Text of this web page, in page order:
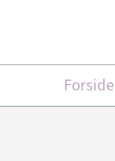
Forside